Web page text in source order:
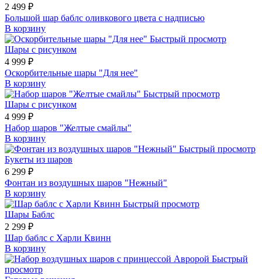
2 499 ₽
Большой шар баблс оливкового цвета с надписью
В корзину
Быстрый просмотр
Шары с рисунком
4 999 ₽
Оскорбительные шары "Для нее"
В корзину
Быстрый просмотр
Шары с рисунком
4 999 ₽
Набор шаров "Желтые смайлы"
В корзину
Быстрый просмотр
Букеты из шаров
6 299 ₽
Фонтан из воздушных шаров "Нежный"
В корзину
Быстрый просмотр
Шары Баблс
2 299 ₽
Шар баблс с Харли Квинн
В корзину
Быстрый
просмотр